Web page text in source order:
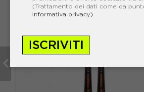
(Trattamento dei dati come da
informativa privacy)
ISCRIVITI